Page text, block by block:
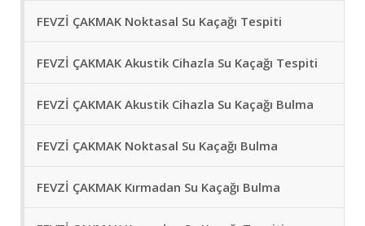
FEVZİ ÇAKMAK Noktasal Su Kaçağı Tespiti
FEVZİ ÇAKMAK Akustik Cihazla Su Kaçağı Tespiti
FEVZİ ÇAKMAK Akustik Cihazla Su Kaçağı Bulma
FEVZİ ÇAKMAK Noktasal Su Kaçağı Bulma
FEVZİ ÇAKMAK Kırmadan Su Kaçağı Bulma